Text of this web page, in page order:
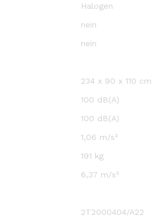
Halogen
nein
nein
234 x 90 x 110 cm
100 dB(A)
100 dB(A)
1,06 m/s²
191 kg
6,37 m/s²
2T2000404/A22